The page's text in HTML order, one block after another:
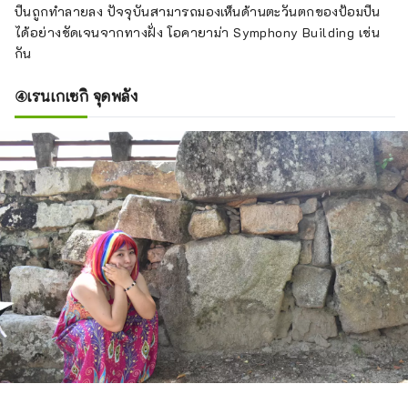
ปืนถูกทำลายลง ปัจจุบันสามารถมองเห็นด้านตะวันตกของป้อมปืน
ได้อย่างชัดเจนจากทางฝั่ง โอคายาม่า Symphony Building เช่น
กัน
④เรนเกเซกิ จุดพลัง